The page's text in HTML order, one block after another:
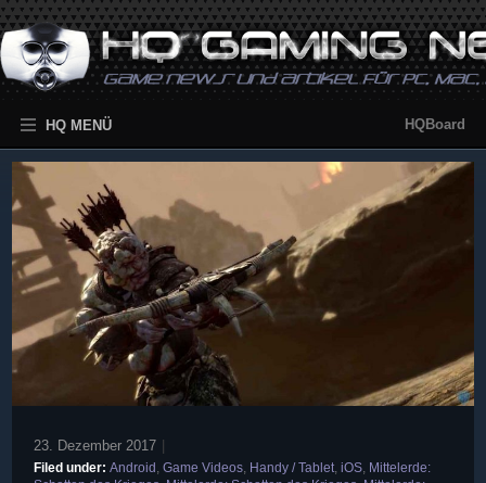
HQ MENÜ HQBoard
23. Dezember 2017 |
Filed under: Android Game Videos Handy / Tablet iOS Mittelerde: